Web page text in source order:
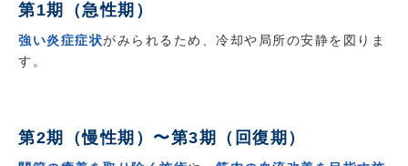
第1期（急性期）
強い炎症症状がみられるため、冷却や局所の安静を図りま
す。
第2期（慢性期）〜第3期（回復期）